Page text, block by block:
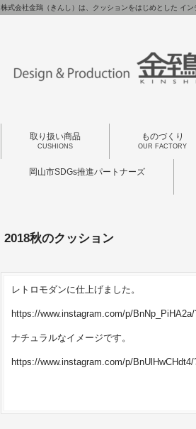
株式会社金鵄（きんし）は、クッションをはじめとした イ
取り扱い商品
CUSHIONS
ものづくり
OUR FACTORY
岡山市SDGs推進パートナーズ
2018秋のクッション
レトロモダンに仕上げました。
https://www.instagram.com/p/
ナチュラルなイメージです。
https://www.instagram.com/p/